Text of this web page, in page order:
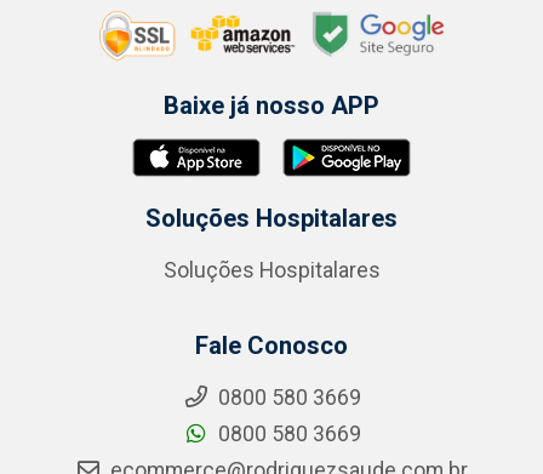
Baixe já nosso APP
Soluções Hospitalares
Soluções Hospitalares
Fale Conosco
0800 580 3669
0800 580 3669